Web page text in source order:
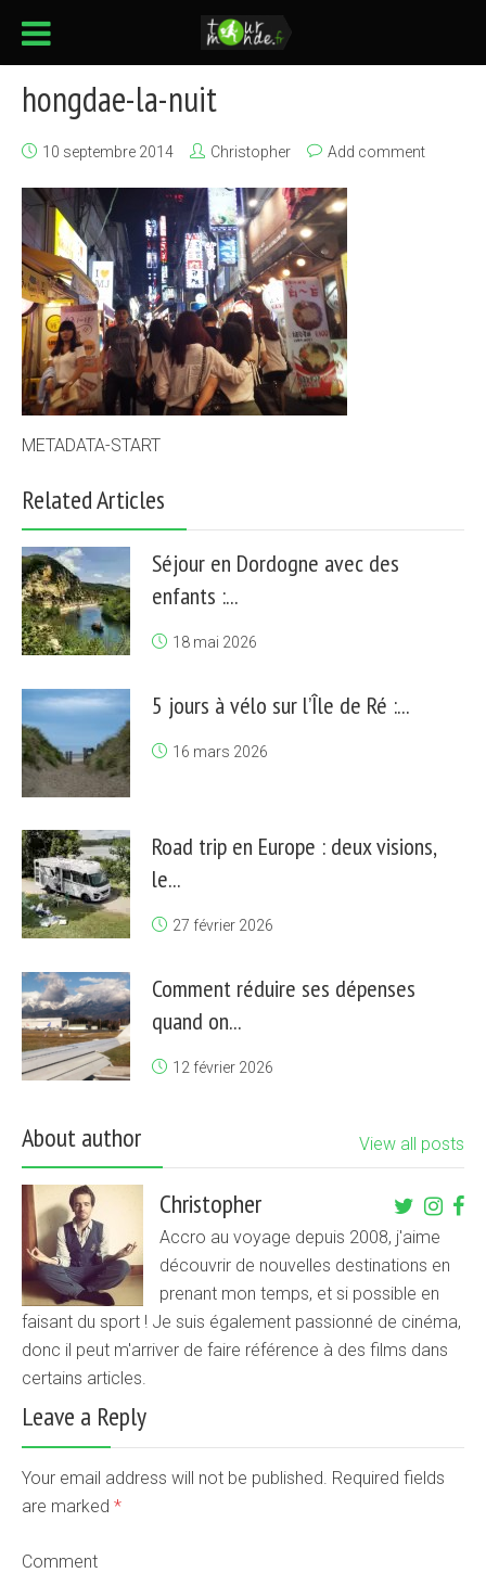
hongdae-la-nuit
10 septembre 2014 Christopher Add comment
METADATA-START
Related Articles
Séjour en Dordogne avec des
enfants :...
18 mai 2026
5 jours à vélo sur l’Île de Ré :...
16 mars 2026
Road trip en Europe : deux visions,
le...
27 février 2026
Comment réduire ses dépenses
quand on...
12 février 2026
About author View all posts
Christopher
Accro au voyage depuis 2008, j'aime
découvrir de nouvelles destinations en
prenant mon temps, et si possible en
faisant du sport ! Je suis également passionné de cinéma,
donc il peut m'arriver de faire référence à des films dans
certains articles.
Leave a Reply
Your email address will not be published. Required fields
are marked *
Comment